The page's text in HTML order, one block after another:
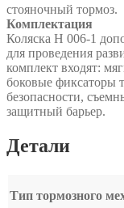
стояночный тормоз.
Комплектация
Коляска Н 006-1
для проведения
комплект входят:
боковые фиксаторы
безопасности,
защитный барьер.
Детали
Тип тормозного